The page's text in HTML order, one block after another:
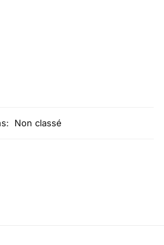
Non classé